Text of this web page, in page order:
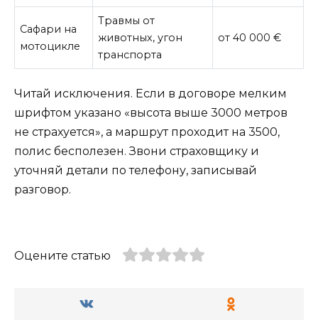
Сафари на
мотоцикле
Травмы от
животных, угон
транспорта
от 40 000 €
Читай исключения. Если в договоре мелким
шрифтом указано «высота выше 3000 метров
не страхуется», а маршрут проходит на 3500,
полис бесполезен. Звони страховщику и
уточняй детали по телефону, записывай
разговор.
Оцените статью